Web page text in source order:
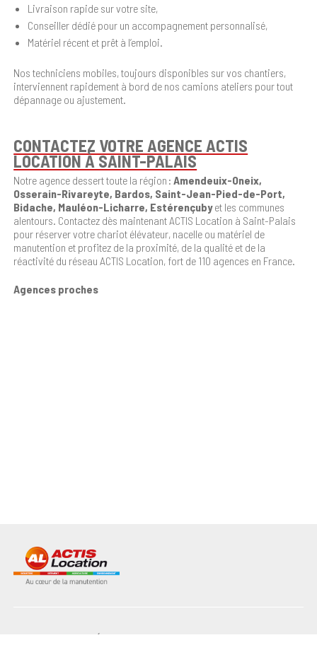
Agences proches
Livraison rapide sur votre site,
Conseiller dédié pour un accompagnement personnalisé,
Matériel récent et prêt à l’emploi.
Nos techniciens mobiles, toujours disponibles sur vos chantiers,
interviennent rapidement à bord de nos camions ateliers pour tout
dépannage ou ajustement.
CONTACTEZ VOTRE AGENCE ACTIS
LOCATION À SAINT-PALAIS
Notre agence dessert toute la région : Amendeuix-Oneix,
Osserain-Rivareyte, Bardos, Saint-Jean-Pied-de-Port,
Bidache, Mauléon-Licharre, Estérençubyet les communes
alentours. Contactez dès maintenant ACTIS Location à Saint-Palais
pour réserver votre chariot élévateur, nacelle ou matériel de
manutention et profitez de la proximité, de la qualité et de la
réactivité du réseau ACTIS Location, fort de 110 agences en France.
NOS MATÉRIELS